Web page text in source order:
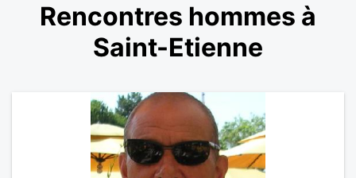
Rencontres hommes à
Saint-Etienne